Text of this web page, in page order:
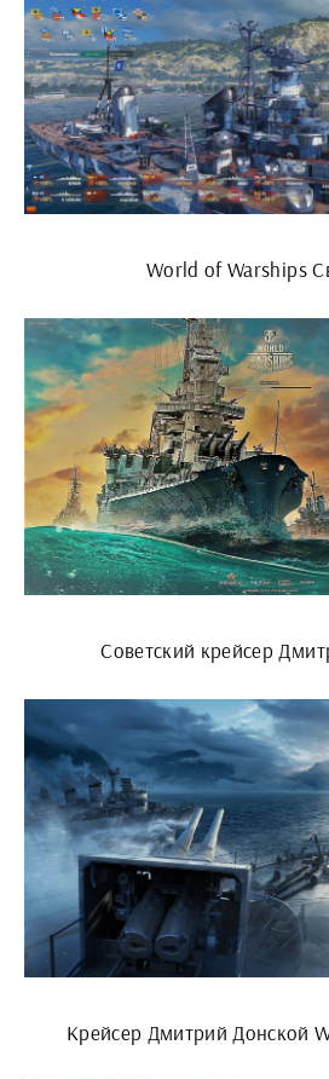
World of Warships
Советский крейсер
Крейсер Дмитрий Донской